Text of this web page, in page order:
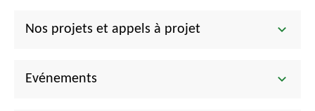
Nos projets et appels à projet
Evénements